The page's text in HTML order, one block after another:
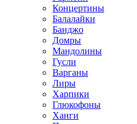
Концертины
Балалайки
Банджо
Домры
Мандолины
Гусли
Варганы
Лиры
Харпики
Глюкофоны
Ханги